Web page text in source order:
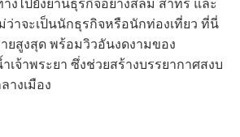
างไปยังย่านธุรกิจอย่างสีลม สาทร และ
ม่ว่าจะเป็นนักธุรกิจหรือนักท่องเที่ยว ที่นี่
ยสูงสุด พร้อมวิวอันงดงามของ
จ้าพระยา ซึ่งช่วยสร้างบรรยากาศสงบ
างเมือง